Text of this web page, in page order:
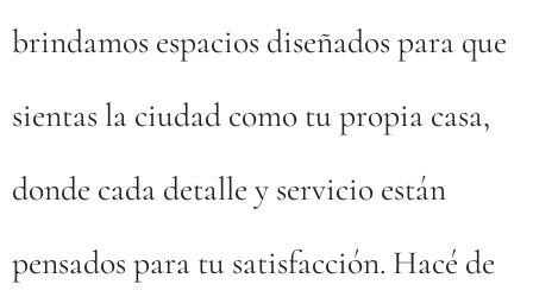
brindamos espacios diseñados para que
sientas la ciudad como tu propia casa,
donde cada detalle y servicio están
pensados para tu satisfacción. Hacé de